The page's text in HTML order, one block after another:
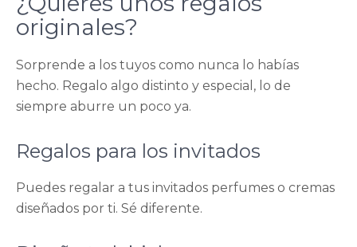
originales?
Sorprende a los tuyos como nunca lo habías
hecho. Regalo algo distinto y especial, lo de
siempre aburre un poco ya.
Regalos para los invitados
Puedes regalar a tus invitados perfumes o cremas
diseñados por ti. Sé diferente.